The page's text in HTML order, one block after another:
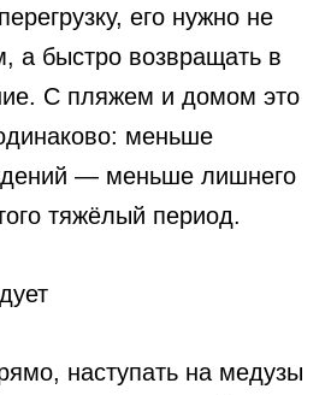
его нужно не
а быстро возвращать в
С пляжем и домом это
меньше
— меньше лишнего
тяжёлый период.
наступать на медузы